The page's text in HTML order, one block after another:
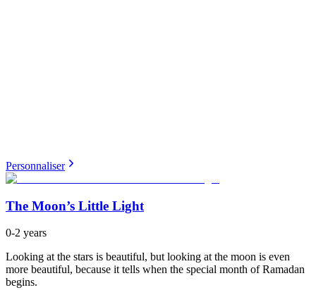
Personnaliser
The Moon’s Little Light
0-2 years
Looking at the stars is beautiful, but looking at the moon is even
more beautiful, because it tells when the special month of Ramadan
begins.